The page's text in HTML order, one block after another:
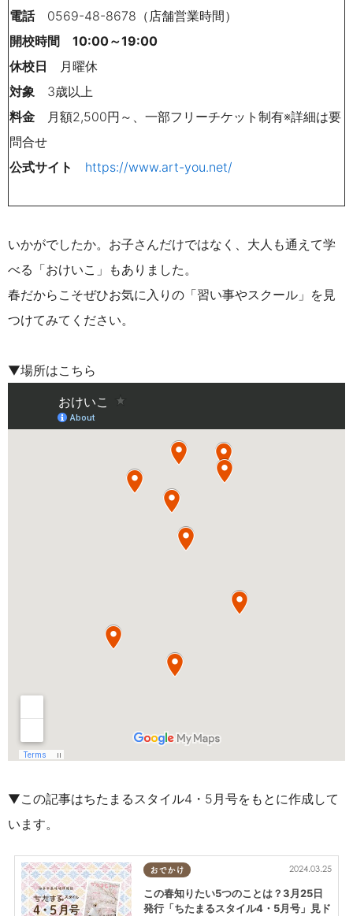
電話0569-48-8678（店舗営業時間）
開校時間 10:00～19:00
休校日 月曜休
対象 3歳以上
料金 月額2,500円～、一部フリーチケット制有※詳細は要
問合せ
公式サイト
https://www.art-you.net/
いかがでしたか。お子さんだけではなく、大人も通えて学
べる「おけいこ」もありました。
春だからこそぜひお気に入りの「習い事やスクール」を見
つけてみてください。
▼場所はこちら
▼この記事はちたまるスタイル4・5月号をもとに作成して
います。
おでかけ 2024.03.25
この春知りたい5つのことは？3月25日
発行「ちたまるスタイル4・5月号」見ド